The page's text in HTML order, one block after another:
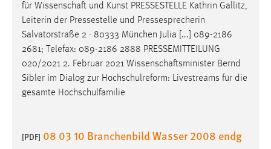
für Wissenschaft und Kunst PRESSESTELLE Kathrin Gallitz,
Leiterin der Pressestelle und Pressesprecherin
Salvatorstraße 2 · 80333 München Julia [...] 089-2186
2681; Telefax: 089-2186 2888 PRESSEMITTEILUNG
020/2021 2. Februar 2021 Wissenschaftsminister Bernd
Sibler im Dialog zur Hochschulreform: Livestreams für die
gesamte Hochschulfamilie
[PDF] 08 03 10 Branchenbild Wasser 2008 endg